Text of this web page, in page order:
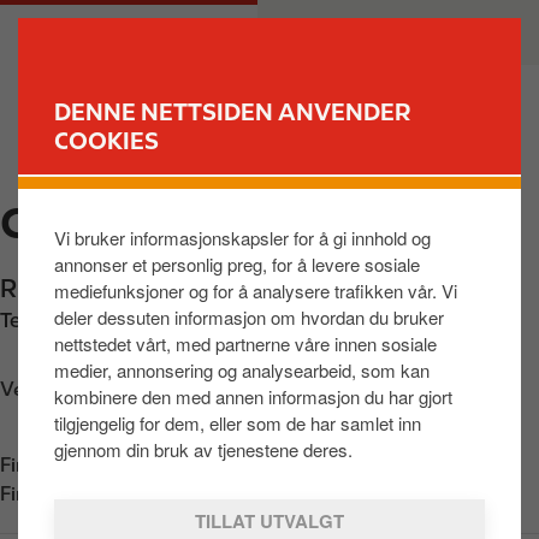
DENNE NETTSIDEN ANVENDER
COOKIES
Vi bruker informasjonskapsler for å gi innhold og
annonser et personlig preg, for å levere sosiale
mediefunksjoner og for å analysere trafikken vår. Vi
deler dessuten informasjon om hvordan du bruker
nettstedet vårt, med partnerne våre innen sosiale
medier, annonsering og analysearbeid, som kan
kombinere den med annen informasjon du har gjort
tilgjengelig for dem, eller som de har samlet inn
gjennom din bruk av tjenestene deres.
TILLAT UTVALGT
h
o
v
e
d
n
o
l
M
v
CIRCLE K E18 LIER
Ringeriksveien 80,Lier,3402,NO
Telefon: +4732226880
Veibeskrivelse
Finn oss i
Finn oss i